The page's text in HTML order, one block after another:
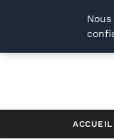
Offways.fr
ACCUEIL